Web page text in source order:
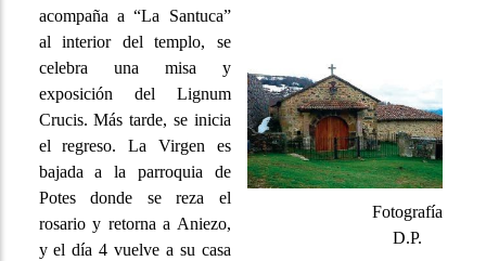
acompaña a “La Santuca”
al interior del templo, se
celebra una misa y
exposición del Lignum
Crucis. Más tarde, se inicia
el regreso. La Virgen es
bajada a la parroquia de
Potes donde se reza el
rosario y retorna a Aniezo,
y el día 4 vuelve a su casa
Fotografía
D.P.